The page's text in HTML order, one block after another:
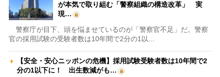
が本気で取り組む「警察組織の構造改革」 実
現…
警察庁が目下、頭を悩ませているのが「警察官不足」だ。警察
官の採用試験の受験者数は10年間で2分の1以…
【安全・安心ニッポンの危機】採用試験受験者数は10年間で2
分の1以下に！ 出生数減がも…